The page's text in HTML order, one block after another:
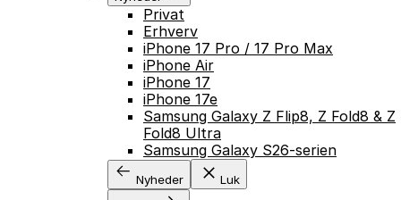
Privat
Erhverv
iPhone 17 Pro / 17 Pro Max
iPhone Air
iPhone 17
iPhone 17e
Samsung Galaxy Z Flip8, Z Fold8 & Z
Fold8 Ultra
Samsung Galaxy S26-serien
Nyheder Luk